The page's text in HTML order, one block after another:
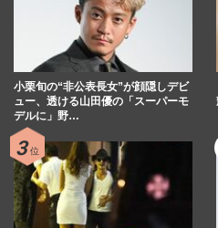
小栗旬の“非公表長女”が顔隠しデビ
ュー、透ける山田優の「スーパーモ
デルに」野…